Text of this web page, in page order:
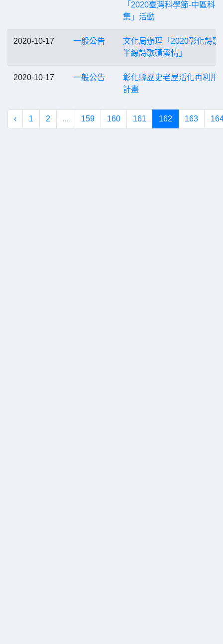
「2020臺灣科學節-中區科
集」活動
2020-10-17 一般公告
文化局辦理「2020彰化詩歌
半線詩歌磺溪情」
2020-10-17 一般公告
彰化縣歷史老屋活化再利用
計畫
‹ 1 2 ... 159 160 161 162 163